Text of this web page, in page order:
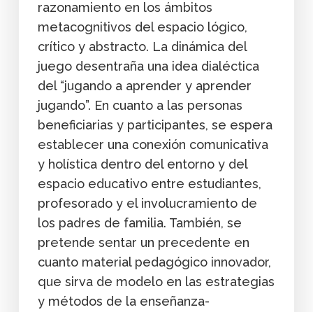
razonamiento en los ámbitos
metacognitivos del espacio lógico,
crítico y abstracto. La dinámica del
juego desentraña una idea dialéctica
del “jugando a aprender y aprender
jugando”. En cuanto a las personas
beneficiarias y participantes, se espera
establecer una conexión comunicativa
y holística dentro del entorno y del
espacio educativo entre estudiantes,
profesorado y el involucramiento de
los padres de familia. También, se
pretende sentar un precedente en
cuanto material pedagógico innovador,
que sirva de modelo en las estrategias
y métodos de la enseñanza-